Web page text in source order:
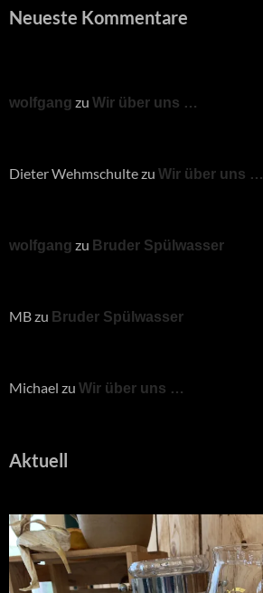
Neueste Kommentare
wolfgang zu Wir über uns …
Dieter Wehmschultezu Wir über uns …
wolfgang zu Bruder Spülwasser
MBzu Bruder Spülwasser
Michael zu Wir über uns …
Aktuell